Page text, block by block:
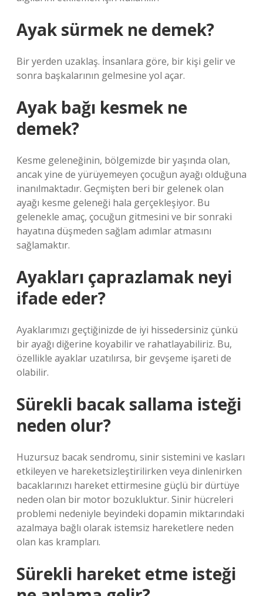
Ayak sürmek ne demek?
Bir yerden uzaklaş. İnsanlara göre, bir kişi gelir ve
sonra başkalarının gelmesine yol açar.
Ayak bağı kesmek ne
demek?
Kesme geleneğinin, bölgemizde bir yaşında olan,
ancak yine de yürüyemeyen çocuğun ayağı olduğuna
inanılmaktadır. Geçmişten beri bir gelenek olan
ayağı kesme geleneği hala gerçekleşiyor. Bu
gelenekle amaç, çocuğun gitmesini ve bir sonraki
hayatına düşmeden sağlam adımlar atmasını
sağlamaktır.
Ayakları çaprazlamak neyi
ifade eder?
Ayaklarımızı geçtiğinizde de iyi hissedersiniz çünkü
bir ayağı diğerine koyabilir ve rahatlayabiliriz. Bu,
özellikle ayaklar uzatılırsa, bir gevşeme işareti de
olabilir.
Sürekli bacak sallama isteği
neden olur?
Huzursuz bacak sendromu, sinir sistemini ve kasları
etkileyen ve hareketsizleştirilirken veya dinlenirken
bacaklarınızı hareket ettirmesine güçlü bir dürtüye
neden olan bir motor bozukluktur. Sinir hücreleri
problemi nedeniyle beyindeki dopamin miktarındaki
azalmaya bağlı olarak istemsiz hareketlere neden
olan kas krampları.
Sürekli hareket etme isteği